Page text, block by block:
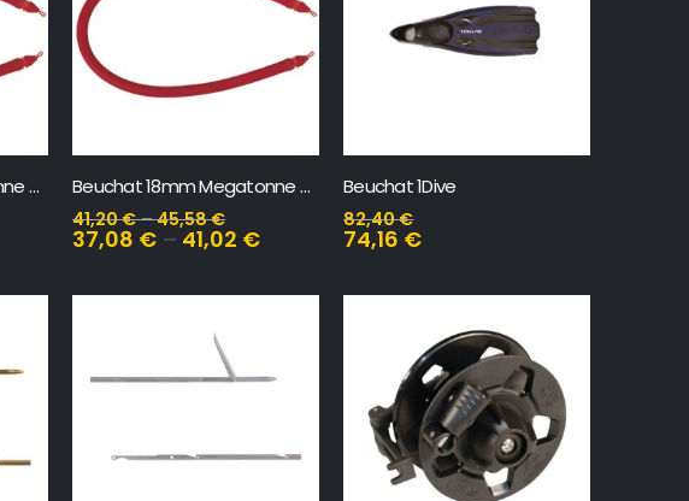
Beuchat 16mm Megatonne Crvena – Sandow Beuchat 18mm Megatonne Crvena – Sandow
41,20€–45,58€
37,08 € – 41,02 €
Beuchat 1Dive
82,40€
74,16 €